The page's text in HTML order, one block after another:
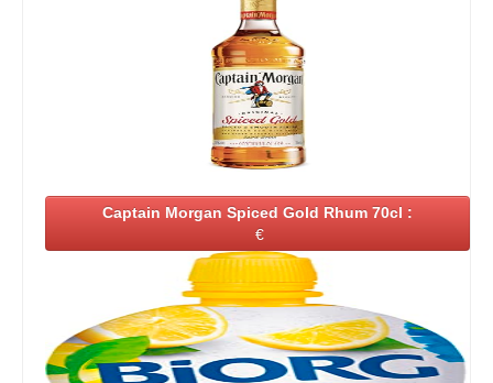
Captain Morgan Spiced Gold Rhum 70cl :
€